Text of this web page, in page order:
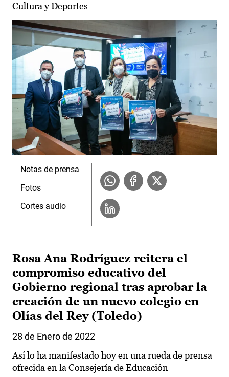
Cultura y Deportes
Notas de prensa
Fotos
Cortes audio
Rosa Ana Rodríguez reitera el
compromiso educativo del
Gobierno regional tras aprobar la
creación de un nuevo colegio en
Olías del Rey (Toledo)
28 de Enero de 2022
Así lo ha manifestado hoy en una rueda de prensa
ofrecida en la Consejería de Educación